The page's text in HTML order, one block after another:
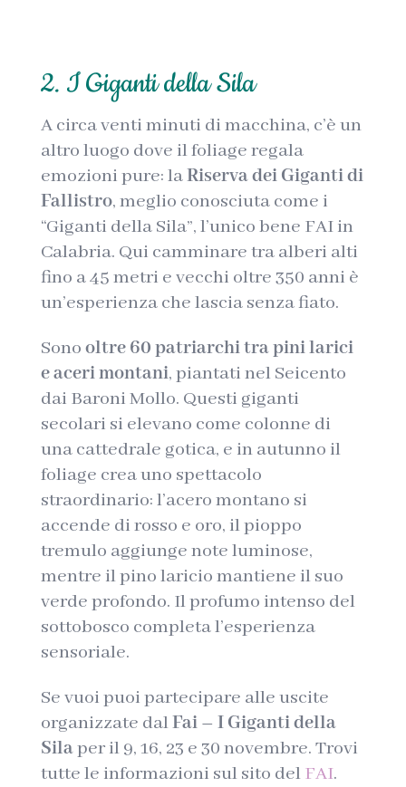
2. I Giganti della Sila
A circa venti minuti di macchina, c’è un
altro luogo dove il foliage regala
emozioni pure: laRiserva dei Giganti di
Fallistro, meglio conosciuta come i
“Giganti della Sila”, l’unico bene FAI in
Calabria. Qui camminare tra alberi alti
fino a 45 metri e vecchi oltre 350 anni è
un’esperienza che lascia senza fiato.
Sono oltre 60 patriarchi tra pini larici
e aceri montani, piantati nel Seicento
dai Baroni Mollo. Questi giganti
secolari si elevano come colonne di
una cattedrale gotica, e in autunno il
foliage crea uno spettacolo
straordinario: l’acero montano si
accende di rosso e oro, il pioppo
tremulo aggiunge note luminose,
mentre il pino laricio mantiene il suo
verde profondo. Il profumo intenso del
sottobosco completa l’esperienza
sensoriale.
Se vuoi puoi partecipare alle uscite
organizzate dalFai – I Giganti della
Silaper il 9, 16, 23 e 30 novembre. Trovi
tutte le informazioni sul sito del FAI.